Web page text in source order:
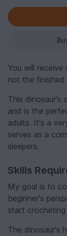
You will receive
not the finished
This dinosaur's
and is the
adults. It's a
serves as a
sleepers.
Skills
My goal is to
beginner's
start
The dinosaur's